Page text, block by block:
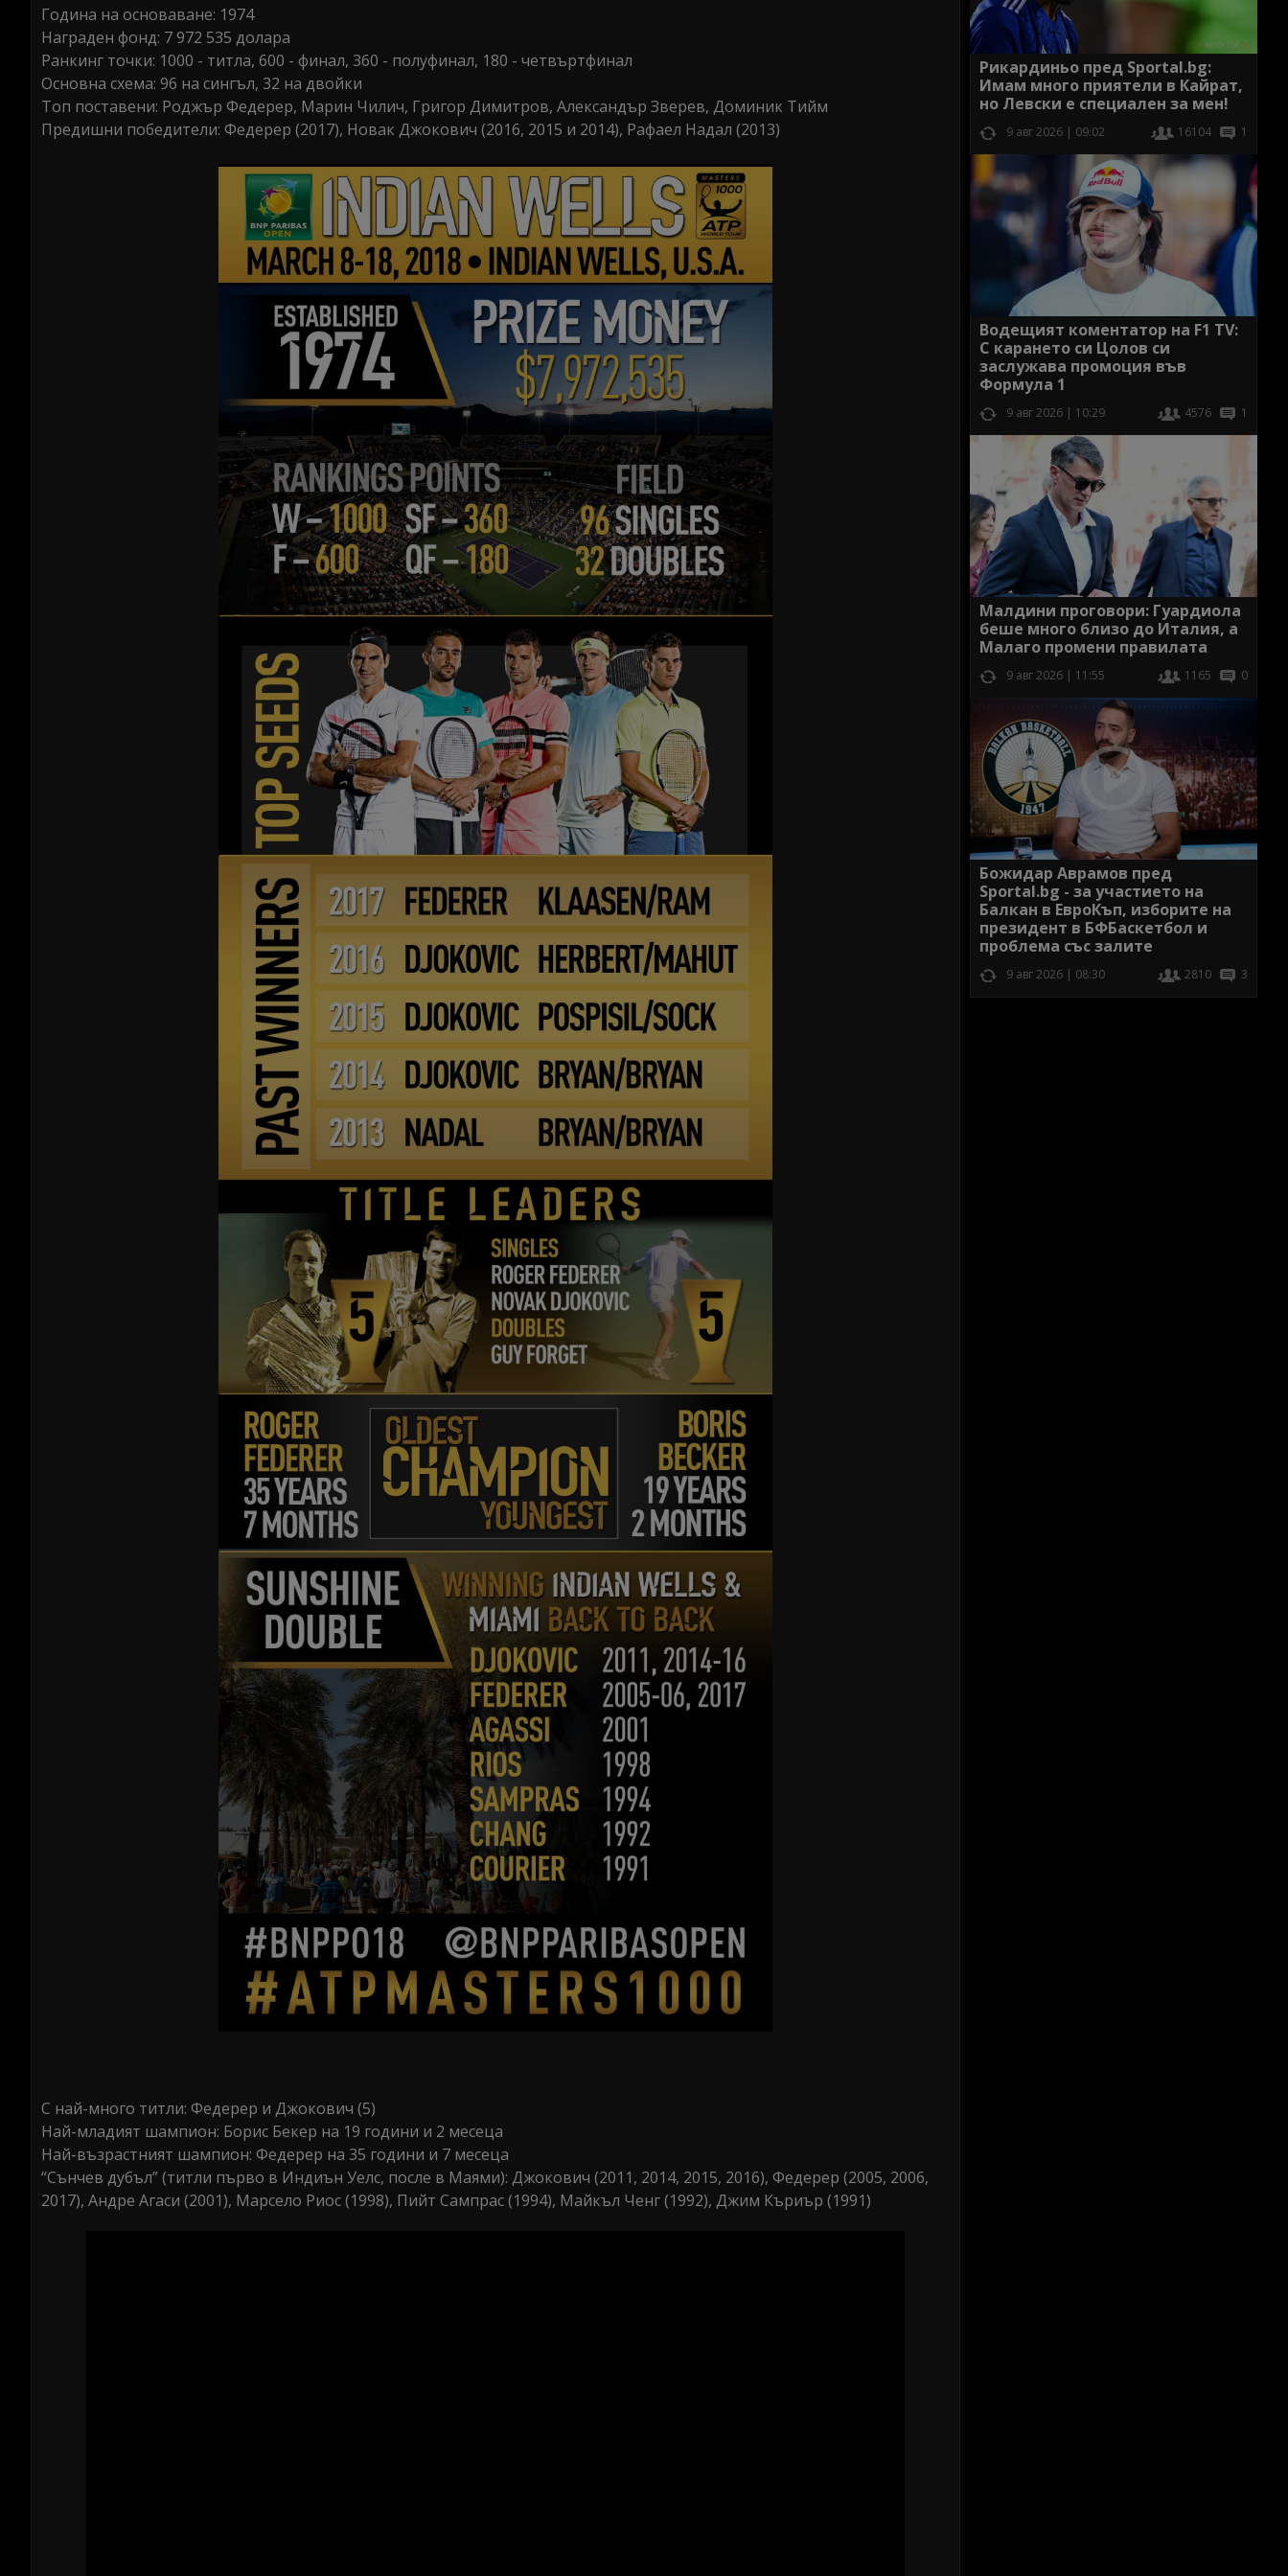
Година на основаване: 1974
Награден фонд: 7 972 535 долара
Ранкинг точки: 1000 - титла, 600 - финал, 360 - полуфинал, 180 - четвъртфинал
Основна схема: 96 на сингъл, 32 на двойки
Топ поставени: Роджър Федерер, Марин Чилич, Григор Димитров, Александър Зверев, Доминик Тийм
Предишни победители: Федерер (2017), Новак Джокович (2016, 2015 и 2014), Рафаел Надал (2013)
С най-много титли: Федерер и Джокович (5)
Най-младият шампион: Борис Бекер на 19 години и 2 месеца
Най-възрастният шампион: Федерер на 35 години и 7 месеца
“Сънчев дубъл” (титли първо в Индиън Уелс, после в Маями): Джокович (2011, 2014, 2015, 2016), Федерер (2005, 2006,
2017), Андре Агаси (2001), Марсело Риос (1998), Пийт Сампрас (1994), Майкъл Ченг (1992), Джим Къриър (1991)
Рикардиньо пред Sportal.bg:
Имам много приятели в Кайрат,
но Левски е специален за мен!
9 авг 2026 | 09:02 16104 1
Водещият коментатор на F1 TV:
С карането си Цолов си
заслужава промоция във
Формула 1
9 авг 2026 | 10:29 4576 1
Малдини проговори: Гуардиола
беше много близо до Италия, а
Малаго промени правилата
9 авг 2026 | 11:55 1165 0
Божидар Аврамов пред
Sportal.bg - за участието на
Балкан в ЕвроКъп, изборите на
президент в БФБаскетбол и
проблема със залите
9 авг 2026 | 08:30 2810 3